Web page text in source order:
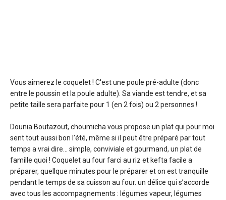
Vous aimerez le coquelet ! C'est une poule pré-adulte (donc
entre le poussin et la poule adulte). Sa viande est tendre, et sa
petite taille sera parfaite pour 1 (en 2 fois) ou 2 personnes !
Dounia Boutazout, choumicha vous propose un plat qui pour moi
sent tout aussi bon l’été, même si il peut être préparé par tout
temps a vrai dire… simple, conviviale et gourmand, un plat de
famille quoi ! Coquelet au four farci au riz et kefta facile a
préparer, quellque minutes pour le préparer et on est tranquille
pendant le temps de sa cuisson au four. un délice qui s’accorde
avec tous les accompagnements : légumes vapeur, légumes